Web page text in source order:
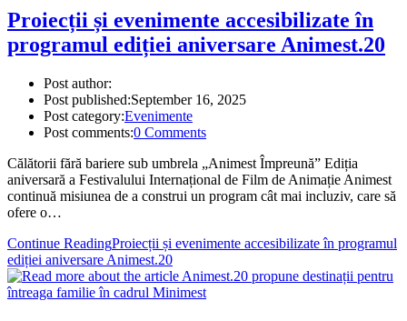
Proiecții și evenimente accesibilizate în
programul ediției aniversare Animest.20
Post author:
Post published:September 16, 2025
Post category:Evenimente
Post comments:0 Comments
Călătorii fără bariere sub umbrela „Animest Împreună” Ediția
aniversară a Festivalului Internațional de Film de Animație Animest
continuă misiunea de a construi un program cât mai incluziv, care să
ofere o…
Continue ReadingProiecții și evenimente accesibilizate în programul
ediției aniversare Animest.20